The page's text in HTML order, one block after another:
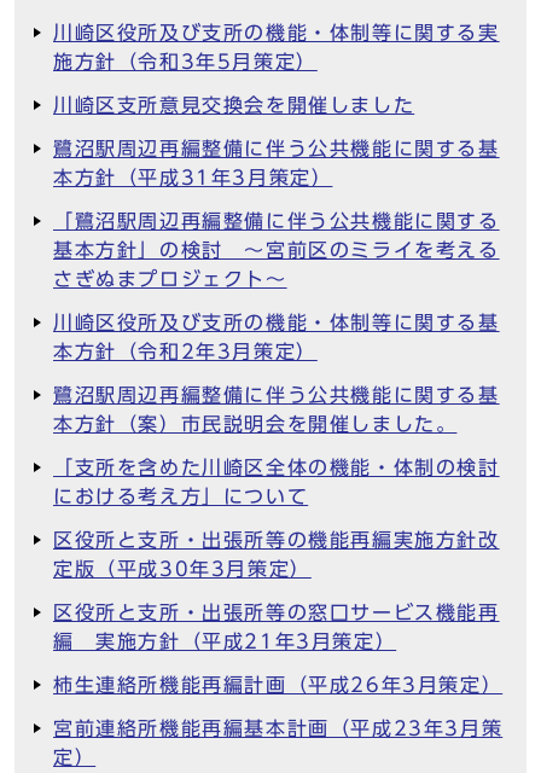
川崎区役所及び支所の機能・体制等に関する実
施方針（令和3年5月策定）
川崎区支所意見交換会を開催しました
鷺沼駅周辺再編整備に伴う公共機能に関する基
本方針（平成31年3月策定）
「鷺沼駅周辺再編整備に伴う公共機能に関する
基本方針」の検討 ～宮前区のミライを考える
さぎぬまプロジェクト～
川崎区役所及び支所の機能・体制等に関する基
本方針（令和2年3月策定）
鷺沼駅周辺再編整備に伴う公共機能に関する基
本方針（案）市民説明会を開催しました。
「支所を含めた川崎区全体の機能・体制の検討
における考え方」について
区役所と支所・出張所等の機能再編実施方針改
定版（平成30年3月策定）
区役所と支所・出張所等の窓口サービス機能再
編 実施方針（平成21年3月策定）
柿生連絡所機能再編計画（平成26年3月策定）
宮前連絡所機能再編基本計画（平成23年3月策
定）